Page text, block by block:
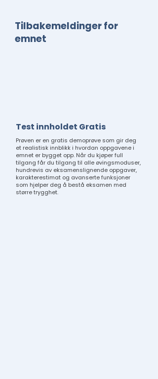
Tilbakemeldinger for
emnet
Test innholdet Gratis
Prøven er en gratis demoprøve som gir deg
et realistisk innblikk i hvordan oppgavene i
emnet er bygget opp. Når du kjøper full
tilgang får du tilgang til alle øvingsmoduser,
hundrevis av eksamenslignende oppgaver,
karakterestimat og avanserte funksjoner
som hjelper deg å bestå eksamen med
større trygghet.